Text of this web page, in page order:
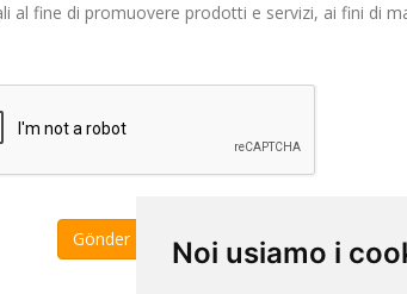
Noi usiamo i
al fine di promuovere prodotti e servizi, ai fini di
İptal